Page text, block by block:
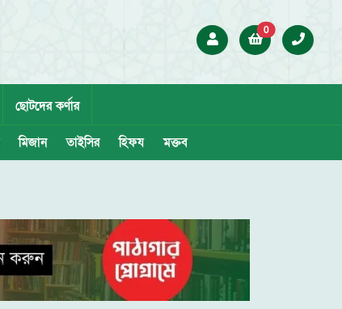
0
ছোটদের কর্ণার
মিজান তাইসির হিফয মক্তব